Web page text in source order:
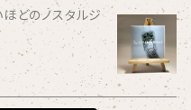
どのノスタルジ